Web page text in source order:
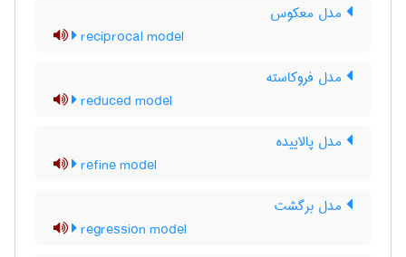
مدل معکوس
reciprocal model
مدل فروکاسته
reduced model
مدل پالاییده
refine model
مدل برگشت
regression model